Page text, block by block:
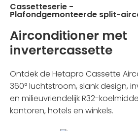
Cassetteserie -
Plafondgemonteerde split-
Airconditioner met
invertercassette
Ontdek de Hetapro Cassette
360° luchtstroom, slank design,
en milieuvriendelijk R32-
kantoren, hotels en winkels.